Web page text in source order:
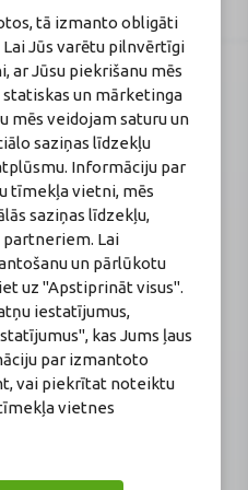
tā izmanto obligāti
Jūs varētu pilnvērtīgi
ar Jūsu piekrišanu mēs
un mārketinga
mēs veidojam saturu un
saziņas līdzekļu
Informāciju par
tīmekļa vietni, mēs
saziņas līdzekļu,
partneriem. Lai
un pārlūkotu
uz "Apstiprināt visus".
iestatījumus,
kas Jums ļaus
par izmantoto
vai piekrītat noteiktu
vietnes
Licence
Licences numurs: A00010
E-aptiekas kontakti
Aptiekas vadītāja:
Sertificēta farmaceite: Jeļena
Gončarova
Reģistrācijas Nr.: F-0834
Sertifikāta Nr.: 215.2025
Veselības inspekcija
E-pasts: vi@vi.gov.lv